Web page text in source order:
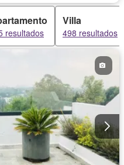
Gas natural
Jardín
Despacho
Sauna
Permite mascotas
resultados
Villa
498 resultados